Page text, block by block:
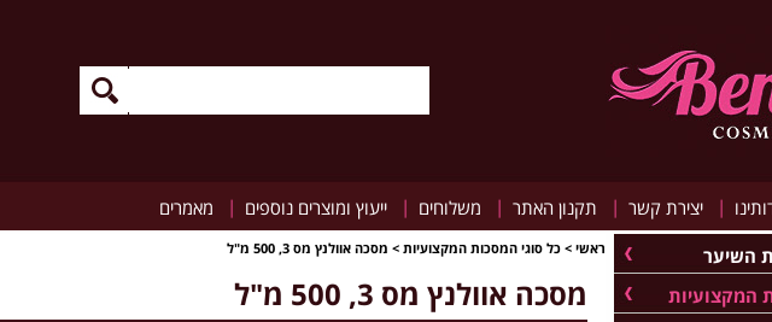
| יצירת קשר | תקנון האתר | משלוחים | ייעוץ ומוצרים נוספים | מאמרים
ראשי > כל סוגי המסכות המקצועיות > מסכה אוולנץ מס 3, 500 מ"ל
מסכה אוולנץ מס 3, 500 מ"ל
השיער
המקצועיות